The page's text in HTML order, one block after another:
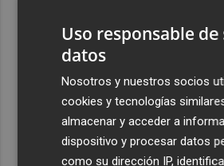
Uso responsable de
datos
Nosotros y nuestros socios
cookies y tecnologías
almacenar y acceder a
dispositivo y procesar datos
como su dirección IP,